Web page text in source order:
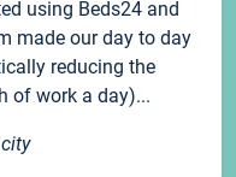
using Beds24 and
made our day to day
reducing the
of work a day)...